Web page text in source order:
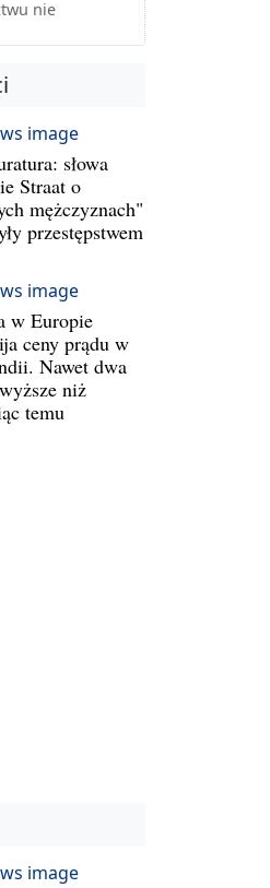
nie
słowa
Straat o
mężczyznach"
przestępstwem
w Europie
ceny prądu w
Nawet dwa
niż
temu